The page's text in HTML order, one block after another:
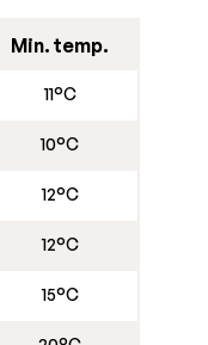
Min. temp.
11°C
10°C
12°C
12°C
15°C